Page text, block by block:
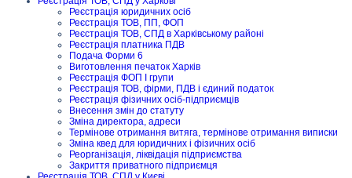
Реєстрація юридичних осіб
Реєстрація ТОВ, ПП, ФОП
Реєстрація ТОВ, СПД в Харківському районі
Реєстрація платника ПДВ
Подача Форми 6
Виготовлення печаток Харків
Реєстрація ФОП I групи
Реєстрація ТОВ, фірми, ПДВ і єдиний податок
Реєстрація фізичних осіб-підприємців
Внесення змін до статуту
Зміна директора, адреси
Термінове отримання витяга, термінове отримання виписки
Зміна квед для юридичних і фізичних осіб
Реорганізація, ліквідація підприємства
Закриття приватного підприємця